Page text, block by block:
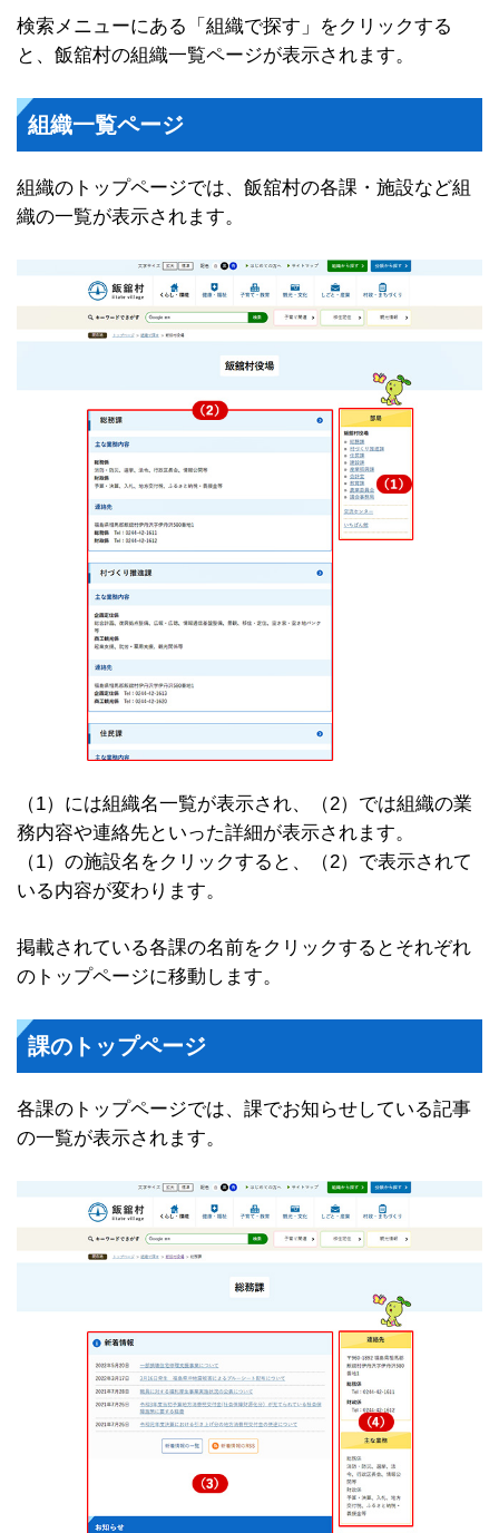
検索メニューにある「組織で探す」をクリックする
と、飯舘村の組織一覧ページが表示されます。
組織一覧ページ
組織のトップページでは、飯舘村の各課・施設など組
織の一覧が表示されます。
（1）には組織名一覧が表示され、（2）では組織の業
務内容や連絡先といった詳細が表示されます。
（1）の施設名をクリックすると、（2）で表示されて
いる内容が変わります。
掲載されている各課の名前をクリックするとそれぞれ
のトップページに移動します。
課のトップページ
各課のトップページでは、課でお知らせしている記事
の一覧が表示されます。